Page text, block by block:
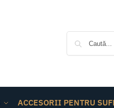
ACCESORII PENTRU